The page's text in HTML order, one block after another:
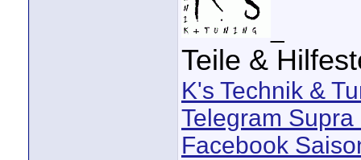
Teile &
K's Technik &
Telegram
Facebook